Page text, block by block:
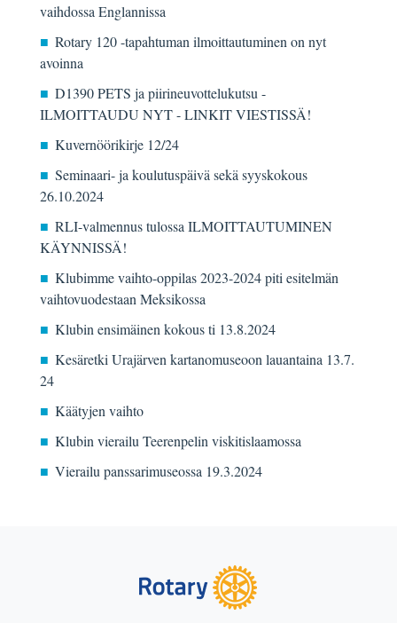
vaihdossa Englannissa
Rotary 120 -tapahtuman ilmoittautuminen on nyt
avoinna
D1390 PETS ja piirineuvottelukutsu -
ILMOITTAUDU NYT - LINKIT VIESTISSÄ!
Kuvernöörikirje 12/24
Seminaari- ja koulutuspäivä sekä syyskokous
26.10.2024
RLI-valmennus tulossa ILMOITTAUTUMINEN
KÄYNNISSÄ!
Klubimme vaihto-oppilas 2023-2024 piti esitelmän
vaihtovuodestaan Meksikossa
Klubin ensimäinen kokous ti 13.8.2024
Kesäretki Urajärven kartanomuseoon lauantaina 13.7.
24
Käätyjen vaihto
Klubin vierailu Teerenpelin viskitislaamossa
Vierailu panssarimuseossa 19.3.2024